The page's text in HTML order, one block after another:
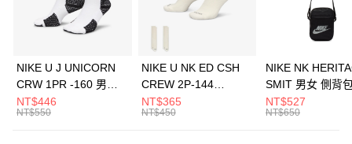
華南商業銀行
彰化商業銀行
上海商業儲蓄銀行
元大商業銀行
Apple Pay
全盈+PAY
AFTEE先享後付
NIKE U J UNICORN
CRW 1PR -160 男女
中統襪 FZ3393100
NT$446
NT$550
NIKE U NK ED CSH
CREW 2P-144
EMBRDY 男女 短統襪
FZ3073133
NT$365
NT$450
NIKE NK
SMIT 男女 側背
BA5871010
NT$527
NT$650